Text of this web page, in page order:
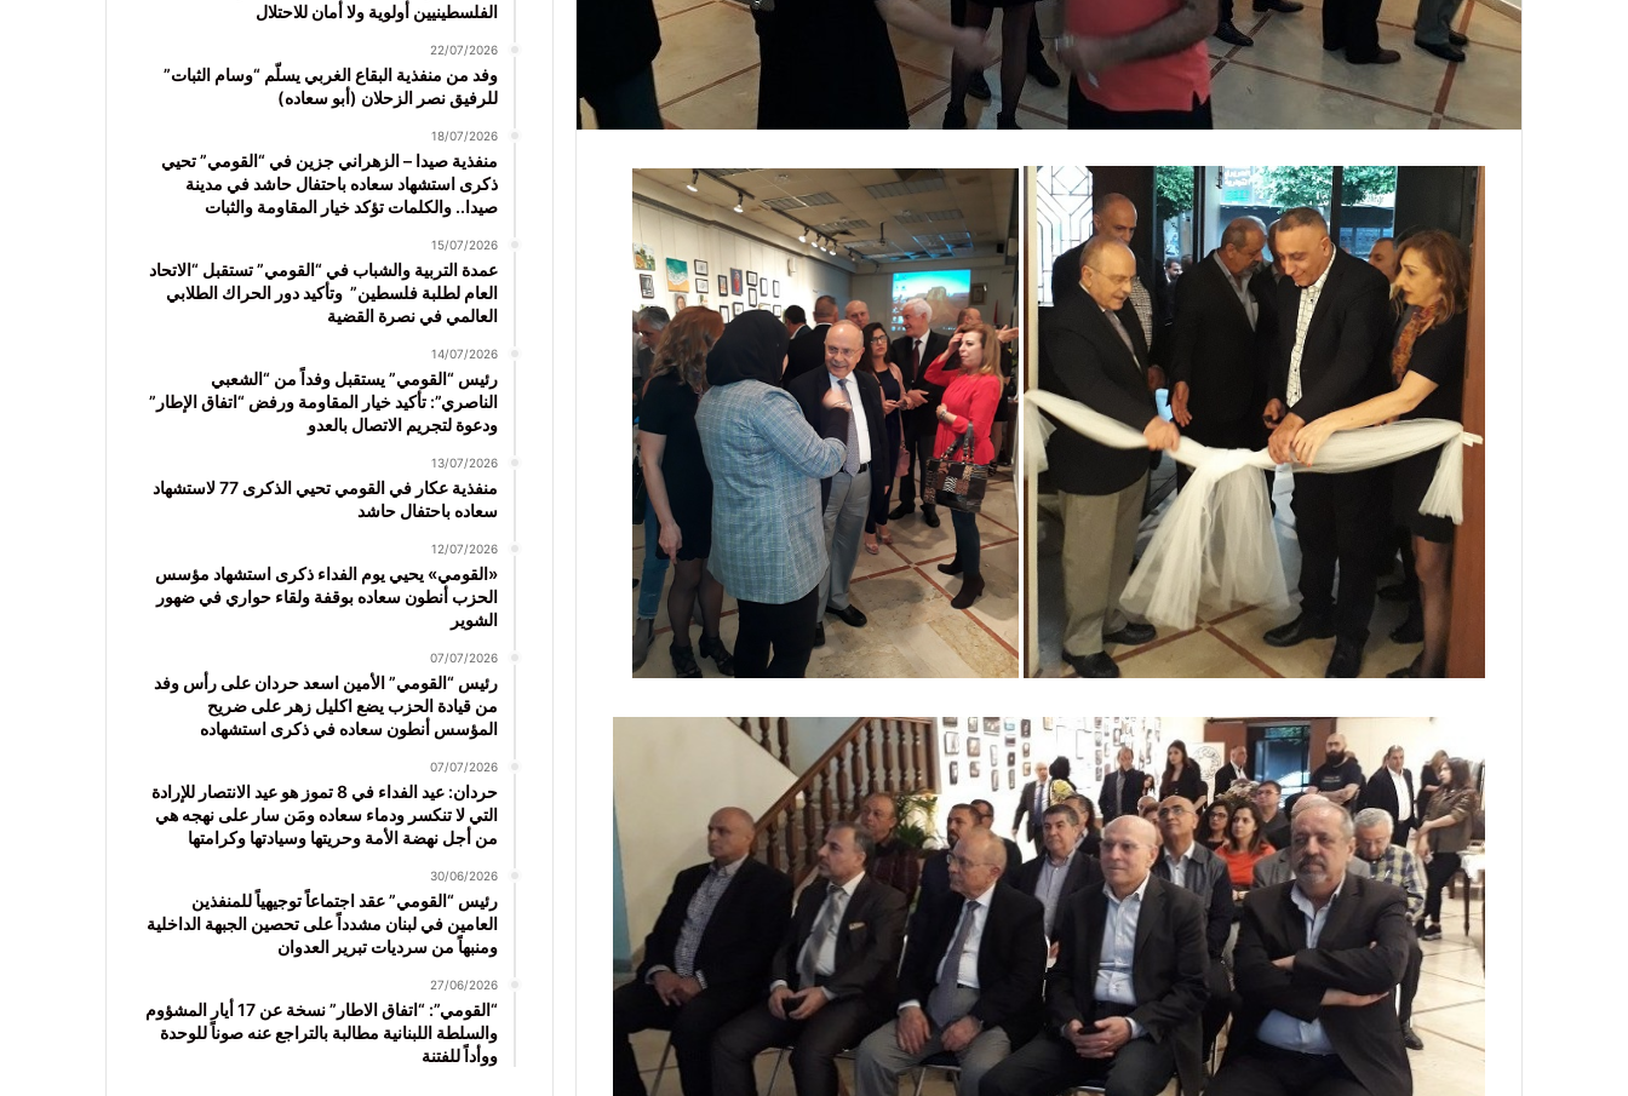
الفلسطينيين أولوية ولا أمان للاحتلال
22/07/2026
وفد من منفذية البقاع الغربي يسلّم “وسام الثبات”
للرفيق نصر الزحلان (أبو سعاده)
18/07/2026
منفذية صيدا – الزهراني جزين في “القومي” تحيي
ذكرى استشهاد سعاده باحتفال حاشد في مدينة
صيدا.. والكلمات تؤكد خيار المقاومة والثبات
15/07/2026
عمدة التربية والشباب في “القومي” تستقبل “الاتحاد
العام لطلبة فلسطين” وتأكيد دور الحراك الطلابي
العالمي في نصرة القضية
14/07/2026
رئيس “القومي” يستقبل وفداً من “الشعبي
الناصري”: تأكيد خيار المقاومة ورفض “اتفاق الإطار”
ودعوة لتجريم الاتصال بالعدو
13/07/2026
منفذية عكار في القومي تحيي الذكرى 77 لاستشهاد
سعاده باحتفال حاشد
12/07/2026
«القومي» يحيي يوم الفداء ذكرى استشهاد مؤسس
الحزب أنطون سعاده بوقفة ولقاء حواري في ضهور
الشوير
07/07/2026
رئيس “القومي” الأمين اسعد حردان على رأس وفد
من قيادة الحزب يضع اكليل زهر على ضريح
المؤسس أنطون سعاده في ذكرى استشهاده
07/07/2026
حردان: عيد الفداء في 8 تموز هو عيد الانتصار للإرادة
التي لا تنكسر ودماء سعاده ومَن سار على نهجه هي
من أجل نهضة الأمة وحريتها وسيادتها وكرامتها
30/06/2026
رئيس “القومي” عقد اجتماعاً توجيهياً للمنفذين
العامين في لبنان مشدداً على تحصين الجبهة الداخلية
ومنبهاً من سرديات تبرير العدوان
27/06/2026
“القومي”: “اتفاق الاطار” نسخة عن 17 أيار المشؤوم
والسلطة اللبنانية مطالبة بالتراجع عنه صوناً للوحدة
ووأداً للفتنة